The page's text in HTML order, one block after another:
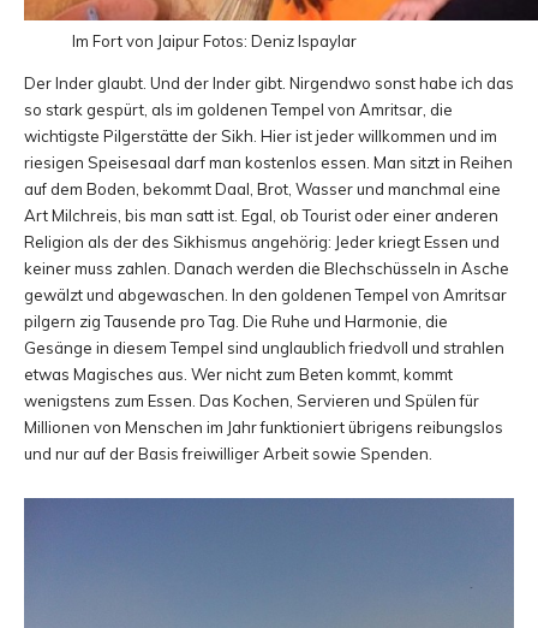
Im Fort von JaipurFotos: Deniz Ispaylar
Der Inder glaubt. Und der Inder gibt. Nirgendwo sonst habe ich das
so stark gespürt, als im goldenen Tempel von Amritsar, die
wichtigste Pilgerstätte der Sikh. Hier ist jeder willkommen und im
riesigen Speisesaal darf man kostenlos essen. Man sitzt in Reihen
auf dem Boden, bekommt Daal, Brot, Wasser und manchmal eine
Art Milchreis, bis man satt ist. Egal, ob Tourist oder einer anderen
Religion als der des Sikhismus angehörig: Jeder kriegt Essen und
keiner muss zahlen. Danach werden die Blechschüsseln in Asche
gewälzt und abgewaschen. In den goldenen Tempel von Amritsar
pilgern zig Tausende pro Tag. Die Ruhe und Harmonie, die
Gesänge in diesem Tempel sind unglaublich friedvoll und strahlen
etwas Magisches aus. Wer nicht zum Beten kommt, kommt
wenigstens zum Essen. Das Kochen, Servieren und Spülen für
Millionen von Menschen im Jahr funktioniert übrigens reibungslos
und nur auf der Basis freiwilliger Arbeit sowie Spenden.